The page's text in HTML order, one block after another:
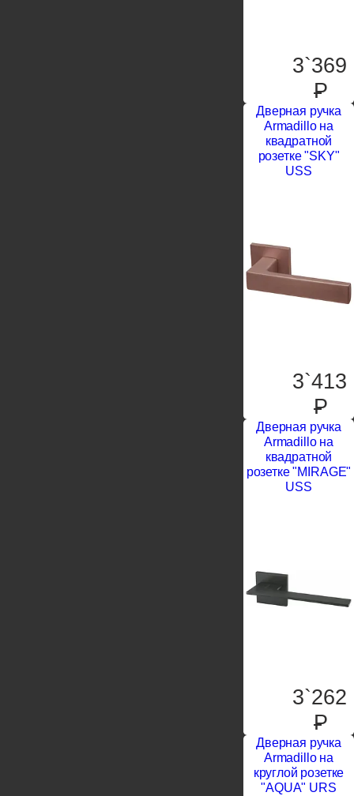
3`369
P
Дверная ручка
Armadillo на
квадратной
розетке "SKY"
USS
3`413
P
Дверная ручка
Armadillo на
квадратной
розетке "MIRAGE"
USS
3`262
P
Дверная ручка
Armadillo на
круглой розетке
"AQUA" URS